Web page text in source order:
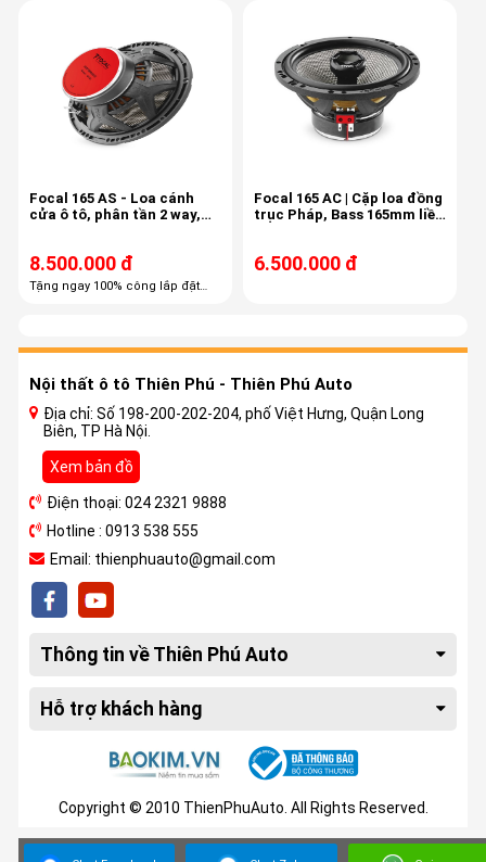
Focal 165 AS - Loa cánh
cửa ô tô, phân tần 2 way,
8.500.000 đ
Tặng ngay 100% công lắp đặt
Focal 165 AC | Cặp loa đồng
trục Pháp, Bass 165mm liền
6.500.000 đ
Nội thất ô tô Thiên Phú - Thiên Phú Auto
Địa chỉ: Số 198-200-202-204, phố Việt Hưng, Quận Long
Biên, TP Hà Nội.
Xem bản đồ
Điện thoại: 024 2321 9888
Hotline : 0913 538 555
Email: thienphuauto@gmail.com
Thông tin về Thiên Phú Auto
Hỗ trợ khách hàng
Copyright © 2010 ThienPhuAuto. All Rights Reserved.